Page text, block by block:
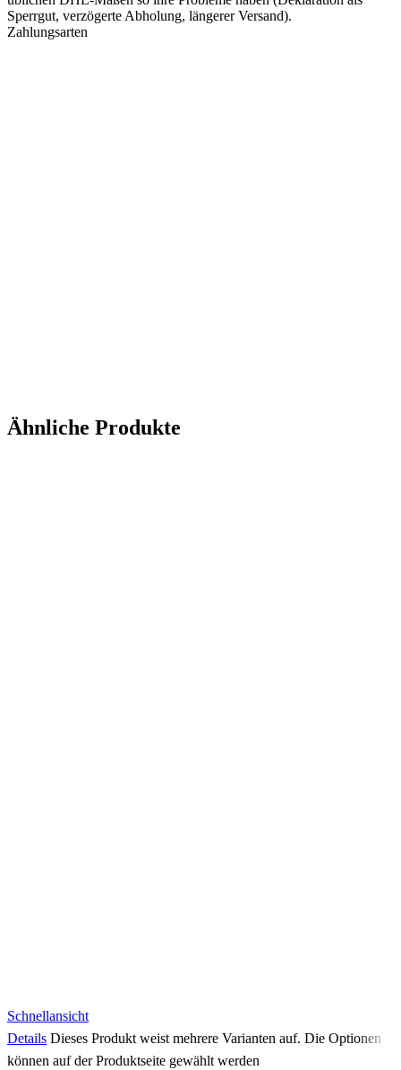
Sperrgut, verzögerte Abholung, längerer Versand).
Zahlungsarten
Ähnliche Produkte
Schnellansicht
Details Dieses Produkt weist mehrere Varianten auf. Die Optionen
können auf der Produktseite gewählt werden